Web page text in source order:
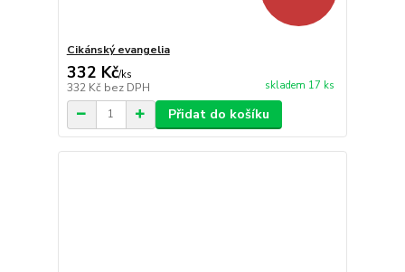
Cikánský evangelia
332 Kč/ks
332 Kč bez DPH skladem 17 ks
Přidat do košíku